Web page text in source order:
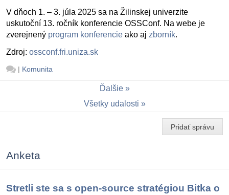
V dňoch 1. – 3. júla 2025 sa na Žilinskej univerzite
uskutoční 13. ročník konferencie OSSConf. Na webe je
zverejnený program konferencie ako aj zborník.
Zdroj: ossconf.fri.uniza.sk
| Komunita
Ďalšie
Všetky udalosti
Pridať správu
Anketa
Stretli ste sa s open-source stratégiou Bitka o